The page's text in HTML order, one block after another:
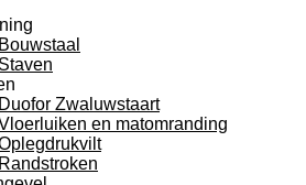
Bouwstaal
Staven
Duofor Zwaluwstaart
en matomranding
Randstroken